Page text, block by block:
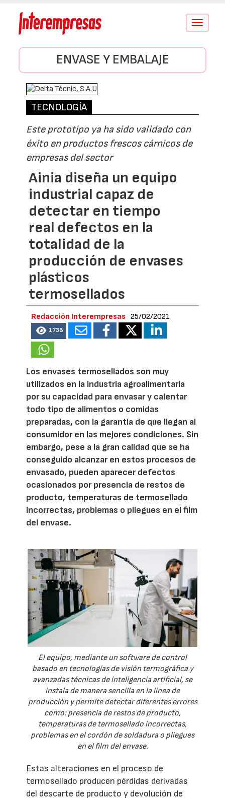
Conmutar
ENVASE Y EMBALAJE
TECNOLOGÍA
Este prototipo ya ha sido validado con
éxito en productos frescos cárnicos de
empresas del sector
Ainia diseña un equipo
industrial capaz de
detectar en tiempo
real defectos en la
totalidad de la
producción de envases
plásticos
termosellados
Redacción Interempresas 25/02/2021
1738
Los envases termosellados son muy
utilizados en la industria agroalimentaria
por su capacidad para envasar y calentar
todo tipo de alimentos o comidas
preparadas, con la garantía de que llegan al
consumidor en las mejores condiciones. Sin
embargo, pese a la gran calidad que se ha
conseguido alcanzar en estos procesos de
envasado, pueden aparecer defectos
ocasionados por presencia de restos de
producto, temperaturas de termosellado
incorrectas, problemas o pliegues en el film
del envase.
El equipo, mediante un software de control
basado en tecnologías de visión termográfica y
avanzadas técnicas de inteligencia artificial, se
instala de manera sencilla en la línea de
producción y permite detectar diferentes errores
como: presencia de restos de producto,
temperaturas de termosellado incorrectas,
problemas en el cordón de soldadura o pliegues
en el film del envase.
Estas alteraciones en el proceso de
termosellado producen pérdidas derivadas
del descarte de producto y devolución de